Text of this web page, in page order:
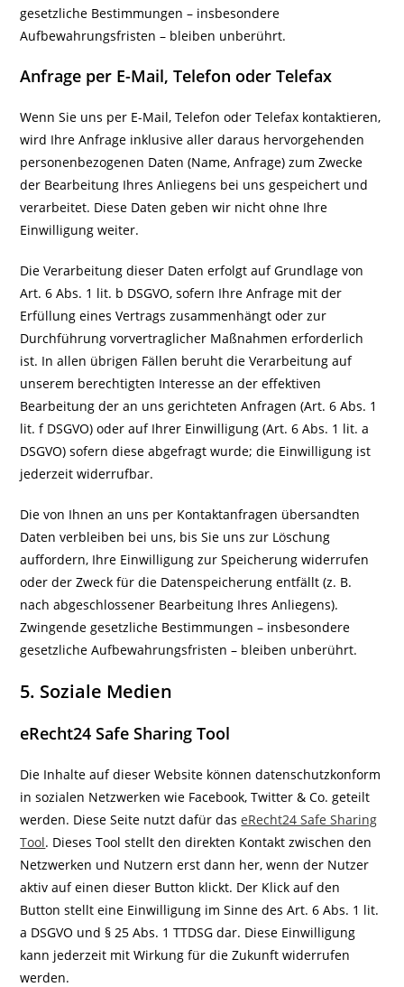
gesetzliche Bestimmungen – insbesondere
Aufbewahrungsfristen – bleiben unberührt.
Anfrage per E-Mail, Telefon oder Telefax
Wenn Sie uns per E-Mail, Telefon oder Telefax kontaktieren,
wird Ihre Anfrage inklusive aller daraus hervorgehenden
personenbezogenen Daten (Name, Anfrage) zum Zwecke
der Bearbeitung Ihres Anliegens bei uns gespeichert und
verarbeitet. Diese Daten geben wir nicht ohne Ihre
Einwilligung weiter.
Die Verarbeitung dieser Daten erfolgt auf Grundlage von
Art. 6 Abs. 1 lit. b DSGVO, sofern Ihre Anfrage mit der
Erfüllung eines Vertrags zusammenhängt oder zur
Durchführung vorvertraglicher Maßnahmen erforderlich
ist. In allen übrigen Fällen beruht die Verarbeitung auf
unserem berechtigten Interesse an der effektiven
Bearbeitung der an uns gerichteten Anfragen (Art. 6 Abs. 1
lit. f DSGVO) oder auf Ihrer Einwilligung (Art. 6 Abs. 1 lit. a
DSGVO) sofern diese abgefragt wurde; die Einwilligung ist
jederzeit widerrufbar.
Die von Ihnen an uns per Kontaktanfragen übersandten
Daten verbleiben bei uns, bis Sie uns zur Löschung
auffordern, Ihre Einwilligung zur Speicherung widerrufen
oder der Zweck für die Datenspeicherung entfällt (z. B.
nach abgeschlossener Bearbeitung Ihres Anliegens).
Zwingende gesetzliche Bestimmungen – insbesondere
gesetzliche Aufbewahrungsfristen – bleiben unberührt.
5. Soziale Medien
eRecht24 Safe Sharing Tool
Die Inhalte auf dieser Website können datenschutzkonform
in sozialen Netzwerken wie Facebook, Twitter & Co. geteilt
werden. Diese Seite nutzt dafür daseRecht24 Safe Sharing
Tool. Dieses Tool stellt den direkten Kontakt zwischen den
Netzwerken und Nutzern erst dann her, wenn der Nutzer
aktiv auf einen dieser Button klickt. Der Klick auf den
Button stellt eine Einwilligung im Sinne des Art. 6 Abs. 1 lit.
a DSGVO und § 25 Abs. 1 TTDSG dar. Diese Einwilligung
kann jederzeit mit Wirkung für die Zukunft widerrufen
werden.